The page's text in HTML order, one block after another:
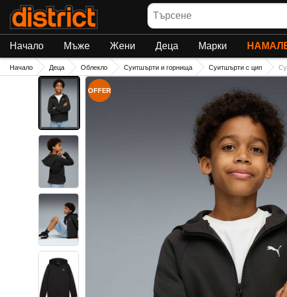
Търсене
Начало Мъже Жени Деца Марки
Начало Деца Облекло Суитшърти и горнища Суитшърти с цип
OFFER